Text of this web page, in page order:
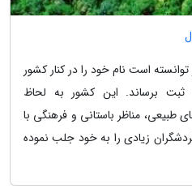
است نام خود را در کنار کشور
برساند. این کشور به لحاظ
طبیعی، مناظر باستانی و فرهنگی با
گردشگران زیادی را به خود جلب نموده